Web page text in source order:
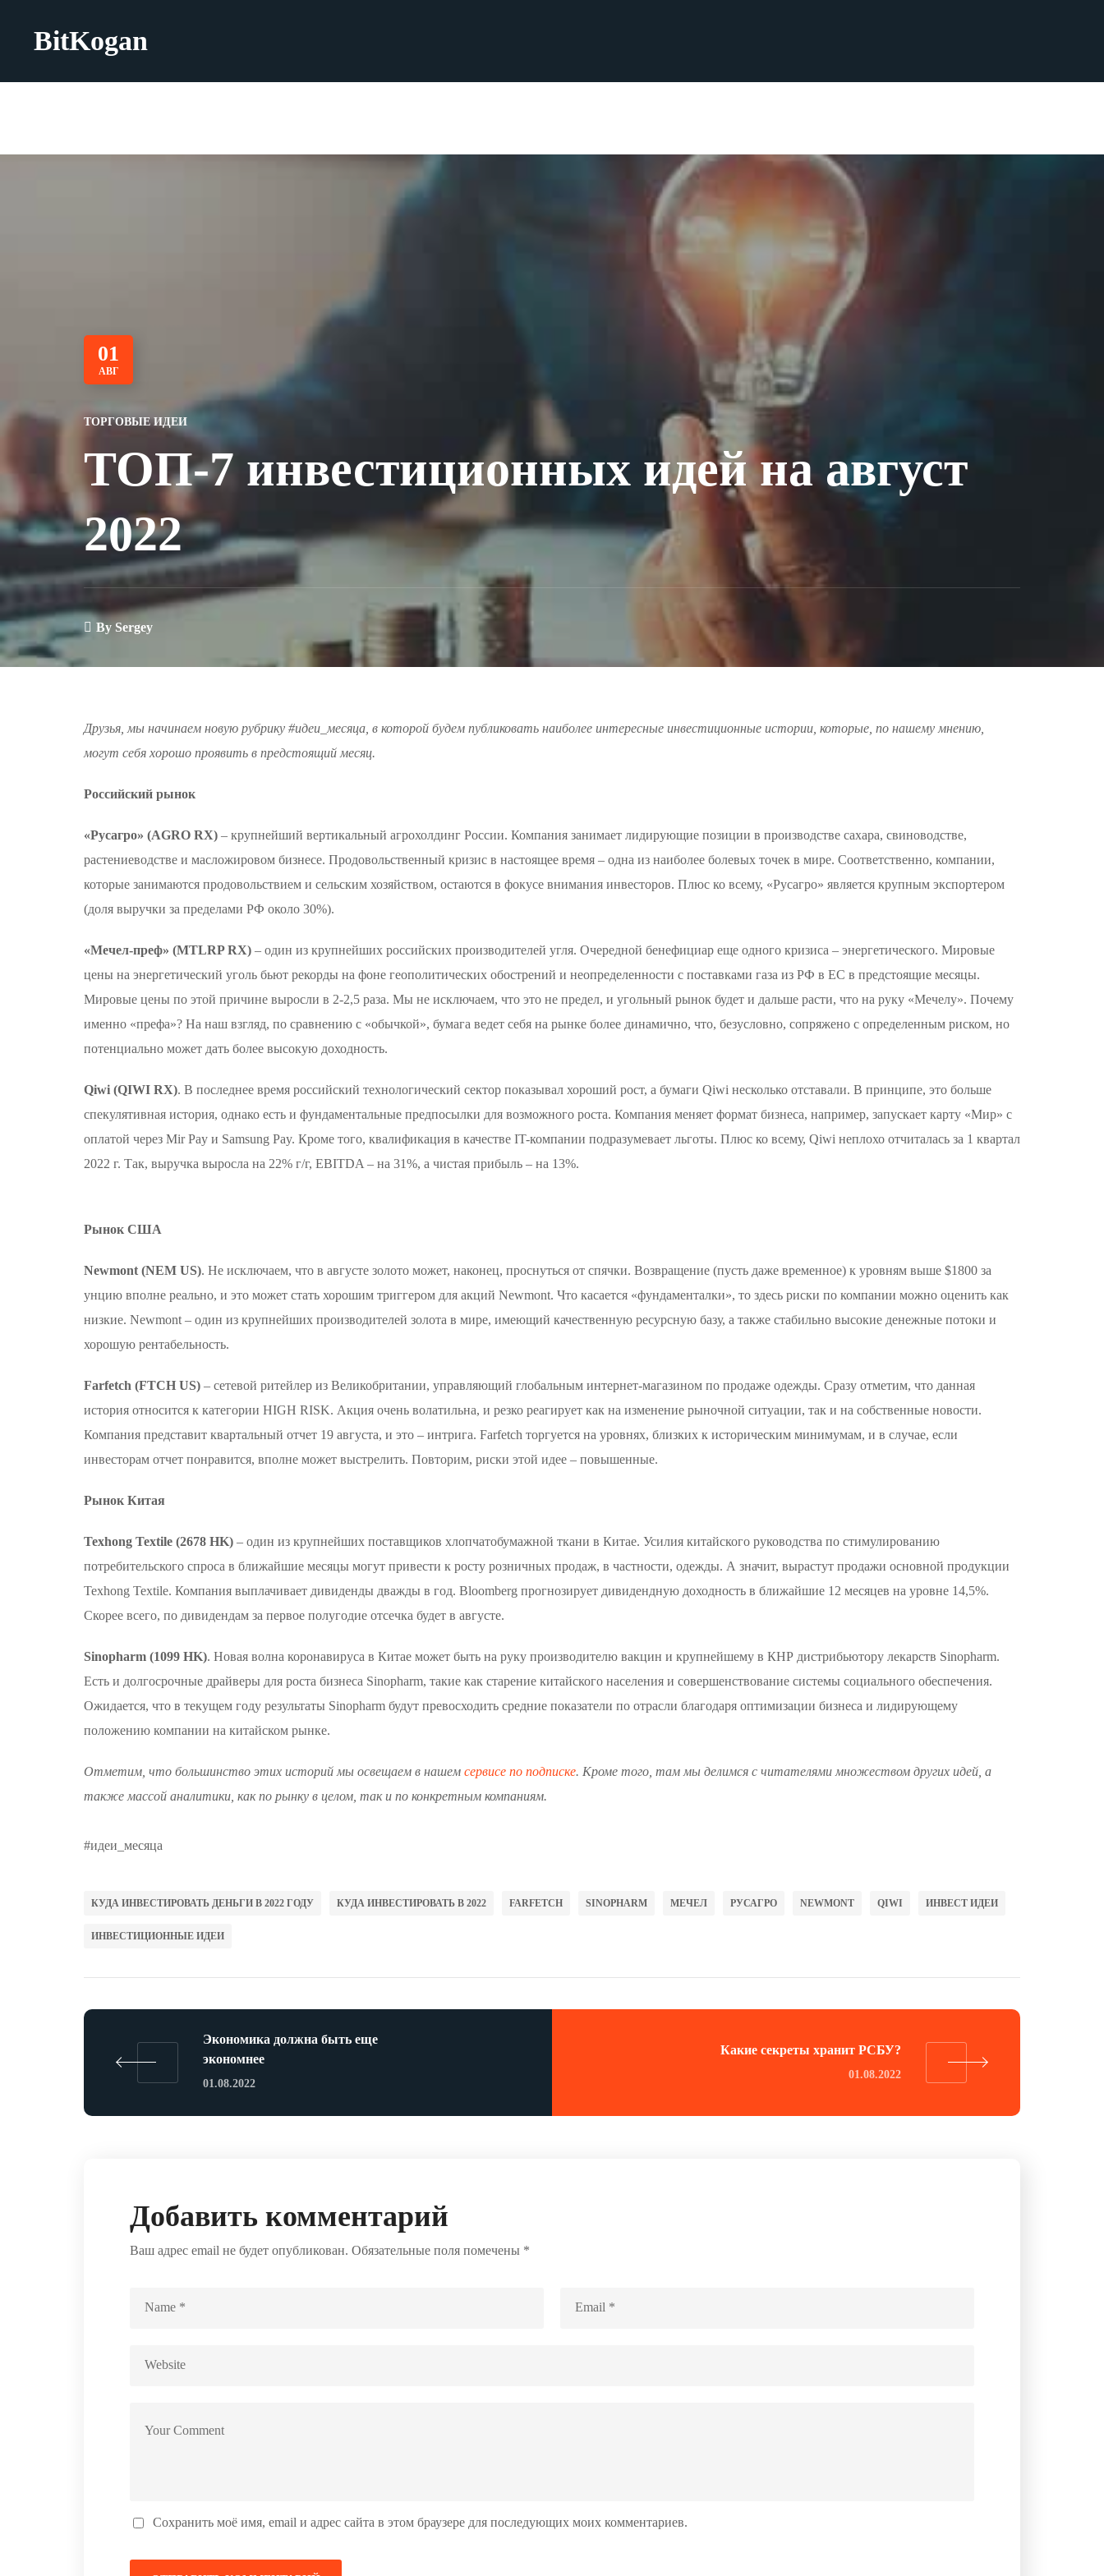
BitKogan
01
АВГ
ТОРГОВЫЕ ИДЕИ
ТОП-7 инвестиционных идей на август
2022
By Sergey
Друзья, мы начинаем новую рубрику #идеи_месяца, в которой будем публиковать наиболее интересные инвестиционные истории, которые, по нашему мнению,
могут себя хорошо проявить в предстоящий месяц.
Российский рынок
«Русагро» (AGRO RX) – крупнейший вертикальный агрохолдинг России. Компания занимает лидирующие позиции в производстве сахара, свиноводстве,
растениеводстве и масложировом бизнесе. Продовольственный кризис в настоящее время – одна из наиболее болевых точек в мире. Соответственно, компании,
которые занимаются продовольствием и сельским хозяйством, остаются в фокусе внимания инвесторов. Плюс ко всему, «Русагро» является крупным экспортером
(доля выручки за пределами РФ около 30%).
«Мечел-преф» (MTLRP RX) – один из крупнейших российских производителей угля. Очередной бенефициар еще одного кризиса – энергетического. Мировые
цены на энергетический уголь бьют рекорды на фоне геополитических обострений и неопределенности с поставками газа из РФ в ЕС в предстоящие месяцы.
Мировые цены по этой причине выросли в 2-2,5 раза. Мы не исключаем, что это не предел, и угольный рынок будет и дальше расти, что на руку «Мечелу». Почему
именно «префа»? На наш взгляд, по сравнению с «обычкой», бумага ведет себя на рынке более динамично, что, безусловно, сопряжено с определенным риском, но
потенциально может дать более высокую доходность.
Qiwi (QIWI RX). В последнее время российский технологический сектор показывал хороший рост, а бумаги Qiwi несколько отставали. В принципе, это больше
спекулятивная история, однако есть и фундаментальные предпосылки для возможного роста. Компания меняет формат бизнеса, например, запускает карту «Мир» с
оплатой через Mir Pay и Samsung Pay. Кроме того, квалификация в качестве IT-компании подразумевает льготы. Плюс ко всему, Qiwi неплохо отчиталась за 1 квартал
2022 г. Так, выручка выросла на 22% г/г, EBITDA – на 31%, а чистая прибыль – на 13%.
Рынок США
Newmont (NEM US). Не исключаем, что в августе золото может, наконец, проснуться от спячки. Возвращение (пусть даже временное) к уровням выше $1800 за
унцию вполне реально, и это может стать хорошим триггером для акций Newmont. Что касается «фундаменталки», то здесь риски по компании можно оценить как
низкие. Newmont – один из крупнейших производителей золота в мире, имеющий качественную ресурсную базу, а также стабильно высокие денежные потоки и
хорошую рентабельность.
Farfetch (FTCH US) – сетевой ритейлер из Великобритании, управляющий глобальным интернет-магазином по продаже одежды. Сразу отметим, что данная
история относится к категории HIGH RISK. Акция очень волатильна, и резко реагирует как на изменение рыночной ситуации, так и на собственные новости.
Компания представит квартальный отчет 19 августа, и это – интрига. Farfetch торгуется на уровнях, близких к историческим минимумам, и в случае, если
инвесторам отчет понравится, вполне может выстрелить. Повторим, риски этой идее – повышенные.
Рынок Китая
Texhong Textile (2678 HK) – один из крупнейших поставщиков хлопчатобумажной ткани в Китае. Усилия китайского руководства по стимулированию
потребительского спроса в ближайшие месяцы могут привести к росту розничных продаж, в частности, одежды. А значит, вырастут продажи основной продукции
Texhong Textile. Компания выплачивает дивиденды дважды в год. Bloomberg прогнозирует дивидендную доходность в ближайшие 12 месяцев на уровне 14,5%.
Скорее всего, по дивидендам за первое полугодие отсечка будет в августе.
Sinopharm (1099 HK). Новая волна коронавируса в Китае может быть на руку производителю вакцин и крупнейшему в КНР дистрибьютору лекарств Sinopharm.
Есть и долгосрочные драйверы для роста бизнеса Sinopharm, такие как старение китайского населения и совершенствование системы социального обеспечения.
Ожидается, что в текущем году результаты Sinopharm будут превосходить средние показатели по отрасли благодаря оптимизации бизнеса и лидирующему
положению компании на китайском рынке.
Отметим, что большинство этих историй мы освещаем в нашем сервисе по подписке. Кроме того, там мы делимся с читателями множеством других идей, а
также массой аналитики, как по рынку в целом, так и по конкретным компаниям.
#идеи_месяца
КУДА ИНВЕСТИРОВАТЬ ДЕНЬГИ В 2022 ГОДУ КУДА ИНВЕСТИРОВАТЬ В 2022 FARFETCH SINOPHARM МЕЧЕЛ РУСАГРО NEWMONT QIWI ИНВЕСТ ИДЕИ
ИНВЕСТИЦИОННЫЕ ИДЕИ
Экономика должна быть еще
экономнее
01.08.2022
Какие секреты хранит РСБУ?
01.08.2022
Добавить комментарий
Ваш адрес email не будет опубликован. Обязательные поля помечены *
Сохранить моё имя, email и адрес сайта в этом браузере для последующих моих комментариев.